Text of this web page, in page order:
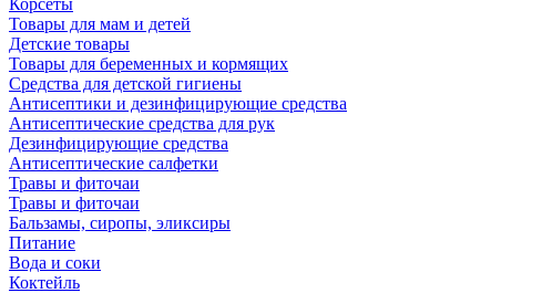
Корсеты
Товары для мам и детей
Детские товары
Товары для беременных и кормящих
Средства для детской гигиены
Антисептики и дезинфицирующие средства
Антисептические средства для рук
Дезинфицирующие средства
Антисептические салфетки
Травы и фиточаи
Травы и фиточаи
Бальзамы, сиропы, эликсиры
Питание
Вода и соки
Коктейль